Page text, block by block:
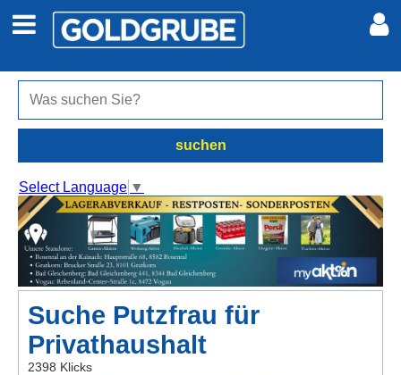
Auto + Motor
Jobs
Marktplatz
Erotik
Auktionen
jetzt inserieren
Meine Inserate
Anmelden
suchen
Select Language ▼
Suche Putzfrau für
Privathaushalt
2398 Klicks